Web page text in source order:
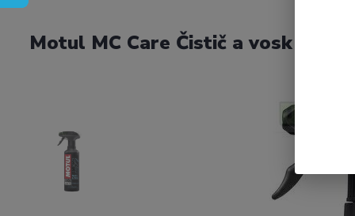
Motul MC Care Čistič a vosk E1